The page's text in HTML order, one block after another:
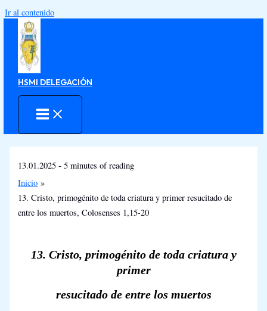
Ir al contenido
HSMI DELEGACIÓN
13.01.2025-5 minutes of reading
Inicio
13. Cristo, primogénito de toda criatura y primer resucitado de
entre los muertos, Colosenses 1,15-20
13. Cristo, primogénito de toda criatura y
primer
resucitado de entre los muertos